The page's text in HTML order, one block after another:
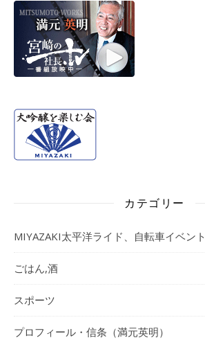
カテゴリー
MIYAZAKI太平洋ライド、自転車イベント
ごはん,酒
スポーツ
プロフィール・信条（満元英明）